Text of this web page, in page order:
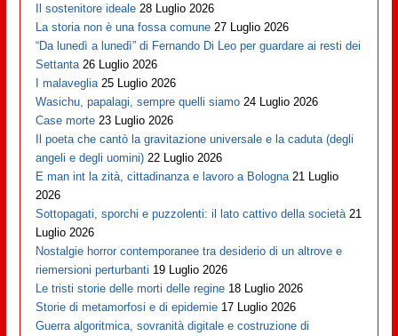
Il sostenitore ideale 28 Luglio 2026
La storia non è una fossa comune 27 Luglio 2026
“Da lunedì a lunedì” di Fernando Di Leo per guardare ai resti dei
Settanta 26 Luglio 2026
I malaveglia 25 Luglio 2026
Wasichu, papalagi, sempre quelli siamo 24 Luglio 2026
Case morte 23 Luglio 2026
Il poeta che cantò la gravitazione universale e la caduta (degli
angeli e degli uomini) 22 Luglio 2026
E man int la zità, cittadinanza e lavoro a Bologna 21 Luglio
2026
Sottopagati, sporchi e puzzolenti: il lato cattivo della società 21
Luglio 2026
Nostalgie horror contemporanee tra desiderio di un altrove e
riemersioni perturbanti 19 Luglio 2026
Le tristi storie delle morti delle regine 18 Luglio 2026
Storie di metamorfosi e di epidemie 17 Luglio 2026
Guerra algoritmica, sovranità digitale e costruzione di